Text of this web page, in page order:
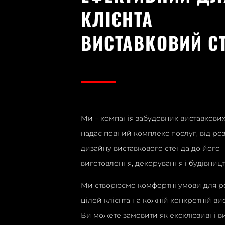
КЛІЄНТА
ВИСТАВКОВИЙ
Ми – компанія забудовник
надає повний комплекс послуг, від
дизайну виставкового стенда до його
виготовлення, декорування і
Ми створюємо комфортні умови для
цілей клієнта на кожній конкретній
Ви можете замовити як ексклюзивні
та виставки
міжнародні будівельні
виставки є
виставкові стенди
дизайн та
ЮЛІЯ КАРАБЕЦЬКА
CRH УКРАЇНА